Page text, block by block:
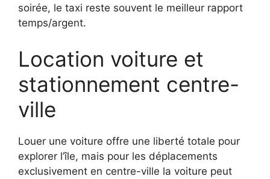
soirée, le taxi reste souvent le meilleur rapport
temps/argent.
Location voiture et
stationnement centre-
ville
Louer une voiture offre une liberté totale pour
explorer l’île, mais pour les déplacements
exclusivement en centre-ville la voiture peut